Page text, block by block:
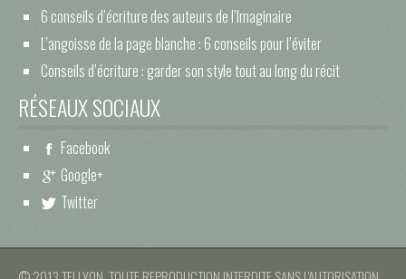
6 conseils d’écriture des auteurs de l’Imaginaire
L’angoisse de la page blanche : 6 conseils pour l’éviter
Conseils d’écriture : garder son style tout au long du récit
RÉSEAUX SOCIAUX
Facebook
Google+
Twitter